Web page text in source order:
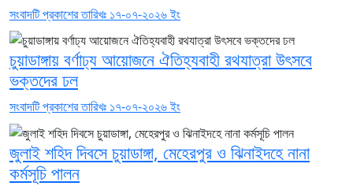
সংবাদটি প্রকাশের তারিখঃ ১৭-০৭-২০২৬ ইং
চুয়াডাঙ্গায় বর্ণাঢ্য আয়োজনে ঐতিহ্যবাহী রথযাত্রা উৎসবে
ভক্তদের ঢল
সংবাদটি প্রকাশের তারিখঃ ১৭-০৭-২০২৬ ইং
জুলাই শহিদ দিবসে চুয়াডাঙ্গা, মেহেরপুর ও ঝিনাইদহে নানা
কর্মসূচি পালন